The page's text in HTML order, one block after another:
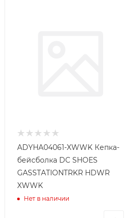
ADYHA04061-XWWK Кепка-
бейсболка DC SHOES
GASSTATIONTRKR HDWR
XWWK
Нет в наличии